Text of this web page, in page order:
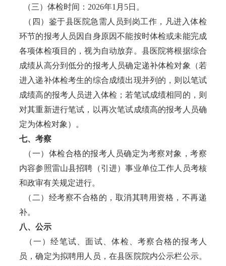
（三）体检时间：2026年1月5日。
（四）鉴于县医院急需人员到岗工作，凡进入体检
环节的报考人员因自身原因不能按时体检或未能完成
各项体检项目的，视为自动放弃。县医院将根据综合
成绩从高分到低分的报考人员确定递补体检对象（若
进入递补体检考生的综合成绩出现并列的，则以笔试
成绩高的报考人员进入体检；若笔试成绩相同的，则
对其重新进行笔试，以再次笔试成绩高的报考人员确
定为体检对象）。
七、考察
（一）体检合格的报考人员确定为考察对象，考察
内容参照雷山县招聘（引进）事业单位工作人员考核
和政审有关规定进行。
（二）经考察不合格的，取消其聘用资格，不再递
补。
八、公示
（一）经笔试、面试、体检、考察合格的报考人
员，确定为拟聘用人员，在县医院院内公示栏公示。